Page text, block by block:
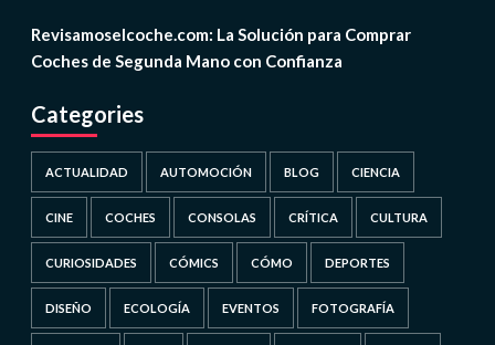
Revisamoselcoche.com: La Solución para Comprar
Coches de Segunda Mano con Confianza
Categories
ACTUALIDAD AUTOMOCIÓN BLOG CIENCIA
CINE COCHES CONSOLAS CRÍTICA CULTURA
CURIOSIDADES CÓMICS CÓMO DEPORTES
DISEÑO ECOLOGÍA EVENTOS FOTOGRAFÍA